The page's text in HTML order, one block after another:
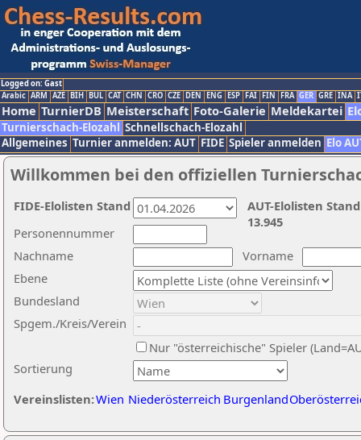
Logged on: Gast
Arabic ARM AZE BIH BUL CAT CHN CRO CZE DEN ENG ESP FAI FIN FRA GER GRE INA
Home TurnierDB Meisterschaft Foto-Galerie Meldekartei
Turnierschach-Elozahl Schnellschach-Elozahl
Allgemeines Turnier anmelden: AUT FIDE Spieler anmelden Elo
Willkommen bei den offiziellen
Nachname
Vorname
Ebene
Sortierung
Personennummer
Bundesland
Spgem./Kreis/Verein
Nur "österreichische" Spieler
Vereinslisten:Wien Niederösterreich Burgenland
AUT-Elolisten
13.945
FIDE-Elolisten Stand